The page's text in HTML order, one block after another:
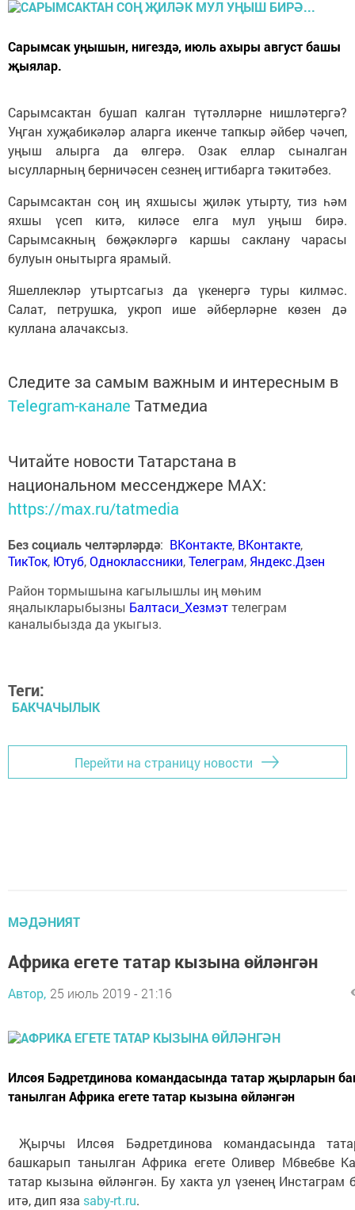
Сарымсак уңышын, нигездә, июль ахыры август башы
җыялар.
Сарымсактан бушап калган түтәлләрне нишләтергә?
Уңган хуҗабикәләр аларга икенче тапкыр әйбер чәчеп,
уңыш алырга да өлгерә. Озак еллар сыналган
ысулларның берничәсен сезнең игтибарга тәкитәбез.
Сарымсактан соң иң яхшысы җиләк утырту, тиз һәм
яхшы үсеп китә, киләсе елга мул уңыш бирә.
Сарымсакның бөҗәкләргә каршы саклану чарасы
булуын онытырга ярамый.
Яшеллекләр утыртсагыз да үкенергә туры килмәс.
Салат, петрушка, укроп ише әйберләрне көзен дә
куллана алачаксыз.
Следите за самым важным и интересным в
Telegram-канале Татмедиа
Читайте новости Татарстана в
национальном мессенджере MАХ:
https://max.ru/tatmedia
Без социаль челтәрләрдә: ВКонтакте, ВКонтакте,
ТикТок, Ютуб,Одноклассники,Телеграм, Яндекс.Дзен
Район тормышына кагылышлы иң мөһим
яңалыкларыбызны Балтаси_Хезмэттелеграм
каналыбызда да укыгыз.
Теги:
БАКЧАЧЫЛЫК
Перейти на страницу новости
МӘДӘНИЯТ
Африка егете татар кызына өйләнгән
Автор, 25 июль 2019 - 21:16
Илсөя Бәдретдинова командасында татар җырларын
танылган Африка егете татар кызына өйләнгән
Җырчы Илсөя Бәдретдинова командасында
башкарып танылган Африка егете Оливер Мбвебве
татар кызына өйләнгән. Бу хакта ул үзенең Инстаграм
итә, дип яза saby-rt.ru.